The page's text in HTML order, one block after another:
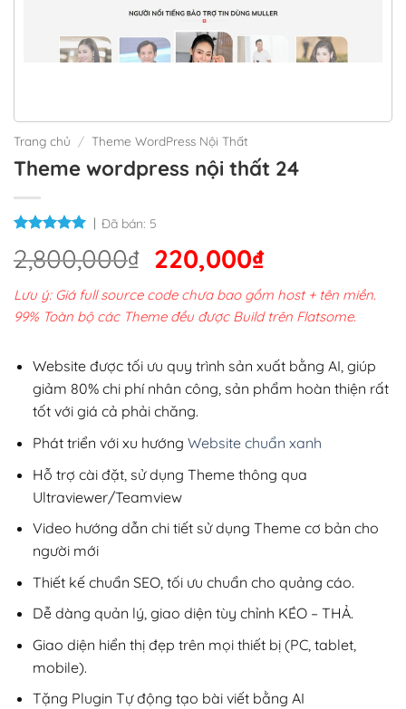
Trang chủ / Theme WordPress Nội Thất
Theme wordpress nội thất 24
Đã bán: 5
2,800,000₫ Giá
gốc
là:
2,800,000₫.
220,000₫Giá
hiện
tại
220,000₫.
Lưu ý: Giá full source code chưa bao gồm host + tên miền.
99% Toàn bộ các Theme đều được Build trên Flatsome.
Website được tối ưu quy trình sản xuất bằng AI, giúp
giảm 80% chi phí nhân công, sản phẩm hoàn thiện rất
tốt với giá cả phải chăng.
Phát triển với xu hướng Website chuẩn xanh
Hỗ trợ cài đặt, sử dụng Theme thông qua
Ultraviewer/Teamview
Video hướng dẫn chi tiết sử dụng Theme cơ bản cho
người mới
Thiết kế chuẩn SEO, tối ưu chuẩn cho quảng cáo.
Dễ dàng quản lý, giao diện tùy chỉnh KÉO – THẢ.
Giao diện hiển thị đẹp trên mọi thiết bị (PC, tablet,
mobile).
Tặng Plugin Tự động tạo bài viết bằng AI